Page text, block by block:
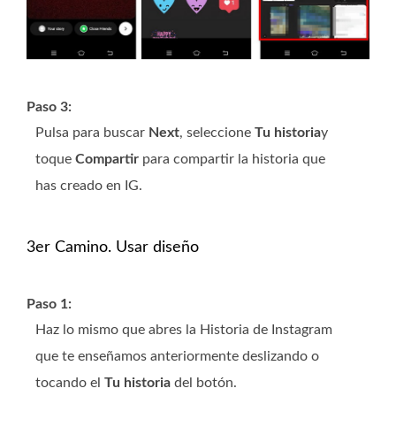
Paso 3:
Pulsa para buscar Next, seleccione Tu historiay
toque Compartir para compartir la historia que
has creado en IG.
3er Camino. Usar diseño
Paso 1:
Haz lo mismo que abres la Historia de Instagram
que te enseñamos anteriormente deslizando o
tocando el Tu historia del botón.